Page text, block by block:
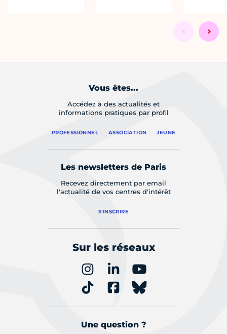
Vous êtes...
Accédez à des actualités et
informations pratiques par profil
PROFESSIONNEL ASSOCIATION JEUNE
Les newsletters de Paris
Recevez directement par email
l'actualité de vos centres d'intérêt
S'INSCRIRE
Sur les réseaux
Une question ?